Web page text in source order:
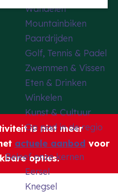
Wandelen
Mountainbiken
Paardrijden
Golf, Tennis & Padel
Zwemmen & Vissen
Eten & Drinken
Winkelen
Kunst & Cultuur
Op pad in de regio
Beleef onze kernen
Eersel
Knegsel
is niet meer
actuele aanbod voor
opties.